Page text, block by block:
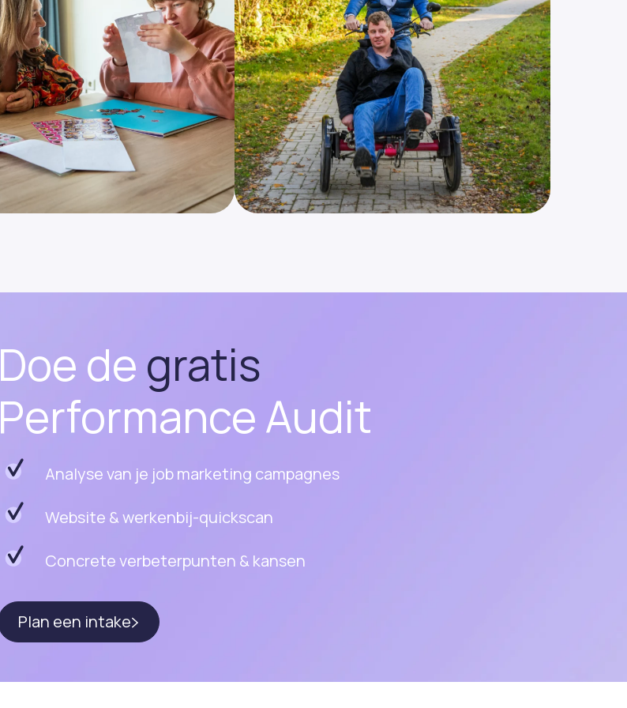
Doe degratis
Performance Audit
Analyse van je job marketing campagnes
Website & werkenbij-quickscan
Concrete verbeterpunten & kansen
Plan een intake